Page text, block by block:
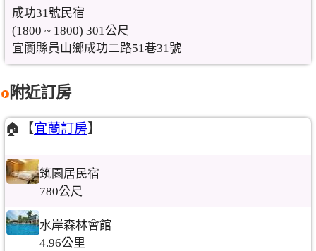
成功31號民宿
(1800 ~ 1800) 301公尺
宜蘭縣員山鄉成功二路51巷31號
附近訂房
🏠【宜蘭訂房】
筑園居民宿
780公尺
水岸森林會館
4.96公里